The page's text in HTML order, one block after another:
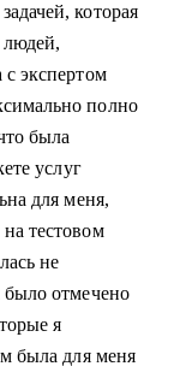
которая
людей,
экспертом
полно
была
услуг
для меня,
тестовом
не
было отмечено
я
была для меня